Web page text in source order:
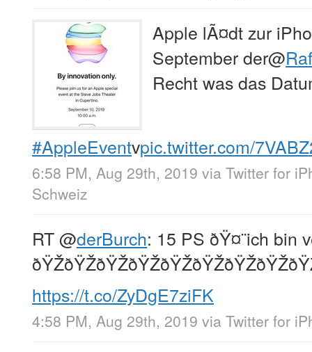
Apple lÃ¤dt zur
September der@
Recht was das
#AppleEventvpic.twitter.com/
6:58 PM, Aug 29th, 2019 via Twitter for
Schweiz
RT@derBurch: 15 PS ðŸ¤¨ich bin
https://t.co/ZyDgE7ziFK
4:58 PM, Aug 29th, 2019 via Twitter for